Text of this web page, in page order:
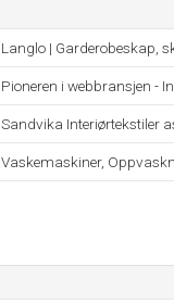
Langlo | Garderobeskap,
Pioneren i webbransjen -
Sandvika Interiørtekstiler
Vaskemaskiner,